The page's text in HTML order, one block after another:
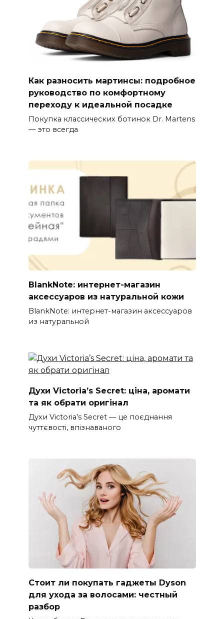
Как разносить мартинсы: подробное
руководство по комфортному
переходу к идеальной посадке
Покупка классических ботинок Dr. Martens
— это всегда
BlankNote: интернет-магазин
аксессуаров из натуральной кожи
BlankNote: интернет-магазин аксессуаров
из натуральной
Духи Victoria’s Secret: ціна, аромати
та як обрати оригінал
Духи Victoria’s Secret — це поєднання
чуттєвості, впізнаваного
Стоит ли покупать гаджеты Dyson
для ухода за волосами: честный
разбор